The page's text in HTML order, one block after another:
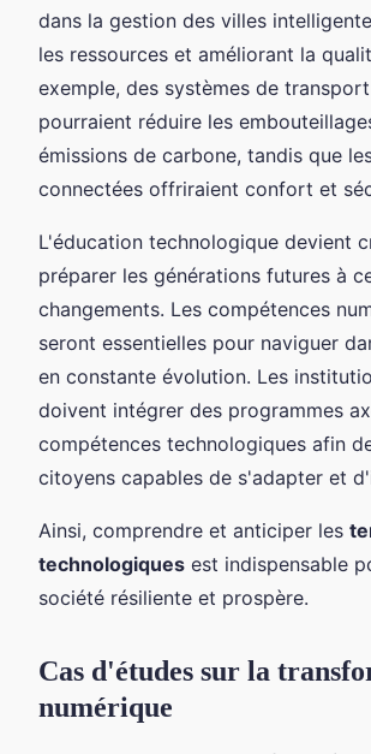
dans la gestion des villes
les ressources et améliorant la
exemple, des systèmes de
pourraient réduire les
émissions de carbone, tandis que
connectées offriraient confort et
L'éducation technologique devient
préparer les générations futures à
changements. Les compétences
seront essentielles pour naviguer
en constante évolution. Les
doivent intégrer des programmes
compétences technologiques afin
citoyens capables de s'adapter et
Ainsi, comprendre et anticiper les
technologiques est indispensable
société résiliente et prospère.
Cas d'études sur la
numérique